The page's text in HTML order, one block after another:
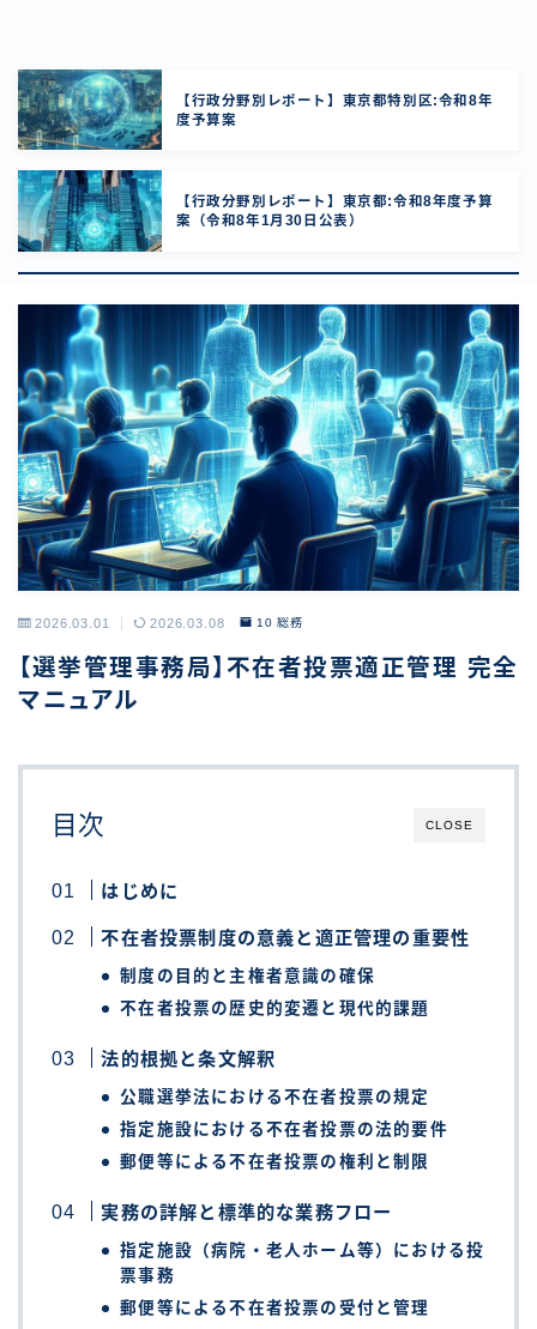
【行政分野別レポート】東京都特別区:令和8年
度予算案
【行政分野別レポート】東京都:令和8年度予算
案（令和8年1月30日公表）
2026.03.01 2026.03.08 10 総務
【選挙管理事務局】不在者投票適正管理 完全
マニュアル
CLOSE
目次
はじめに
不在者投票制度の意義と適正管理の重要性
制度の目的と主権者意識の確保
不在者投票の歴史的変遷と現代的課題
法的根拠と条文解釈
公職選挙法における不在者投票の規定
指定施設における不在者投票の法的要件
郵便等による不在者投票の権利と制限
実務の詳解と標準的な業務フロー
指定施設（病院・老人ホーム等）における投
票事務
郵便等による不在者投票の受付と管理